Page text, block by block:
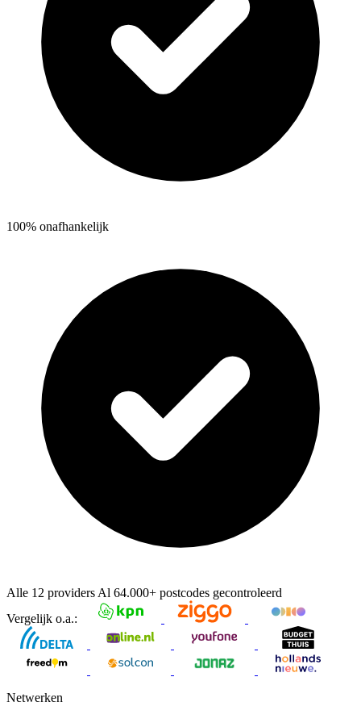
100% onafhankelijk
Alle 12 providers Al 64.000+ postcodes gecontroleerd
Vergelijk o.a.:
Netwerken